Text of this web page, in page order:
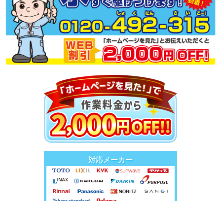
対応メーカー